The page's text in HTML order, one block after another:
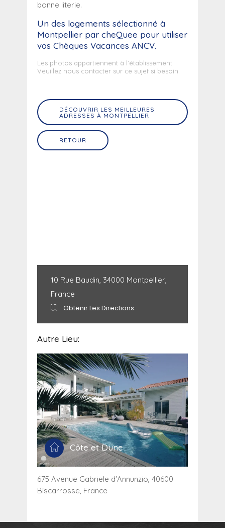
bonne literie.
Un des logements sélectionné à
Montpellier par cheQuee pour utiliser
vos Chèques Vacances ANCV.
Les photos appartiennent à l’établissement.
Veuillez nous contacter sur ce sujet si besoin.
DÉCOUVRIR LES MEILLEURES
ADRESSES À MONTPELLIER
RETOUR
10 Rue Baudin, 34000 Montpellier,
France
Obtenir Les Directions
Autre Lieu:
Côte et Dune
675 Avenue Gabriele d'Annunzio, 40600
Biscarrosse, France